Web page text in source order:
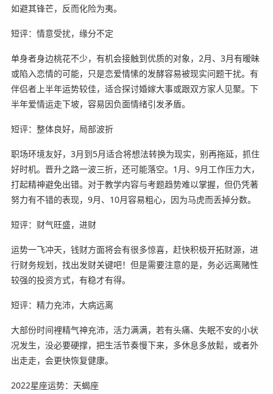
如避其锋芒，反而化险为夷。
短评：情意受扰，缘分不定
单身者身边桃花不少，有机会接触到优质的对象，2月、3月有暧昧
或陷入恋情的可能，只是恋爱情愫的发酵容易被现实问题干扰。有
伴侣者上半年运势较佳，适合探讨婚嫁大事或跟双方家人见聚。下
半年爱情运走下坡，容易因负面情绪引发矛盾。
短评：整体良好，局部波折
职场环境友好，3月到5月适合将想法转换为现实，别再拖延，抓住
好时机。晋升之路一波三折，还可能落空。1月、9月工作压力大，
打起精神避免出错。对于教学内容与考题趋势难以掌握，但仍凭著
努力有不错的表现，9月、10月容易粗心，因为马虎而丢掉分数。
短评：财气旺盛，进财
运势一飞冲天，钱财方面将会有很多惊喜，赶快积极开拓财源，进
行财务规划，找出发财关键吧！但是需要注意的是，务必远离赌性
较强的投资方式，有稳才有得。
短评：精力充沛，大病远离
大部份时间裡精气神充沛，活力满满，若有头痛、失眠不安的小状
况发生，没必要硬撑，把生活节奏慢下来，多休息多放鬆，或者外
出走走，会更快恢复健康。
2022星座运势：天蝎座